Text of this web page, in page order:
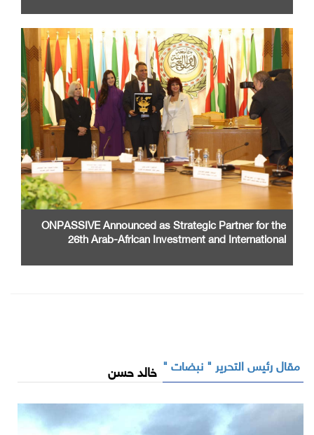
ONPASSIVE Announced as Strategic Partner for the
26th Arab-African Investment and International
مقال رئيس التحرير " نبضات " خالد حسن